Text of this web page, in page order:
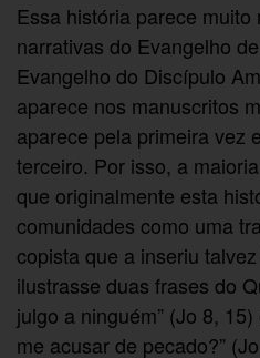
Essa história parece
narrativas do Evangelho
Evangelho do Discípulo
aparece nos manuscritos
aparece pela primeira vez
terceiro. Por isso, a
que originalmente esta
comunidades como uma
copista que a inseriu
ilustrasse duas frases do
julgo a ninguém” (Jo 8,
me acusar de pecado?”